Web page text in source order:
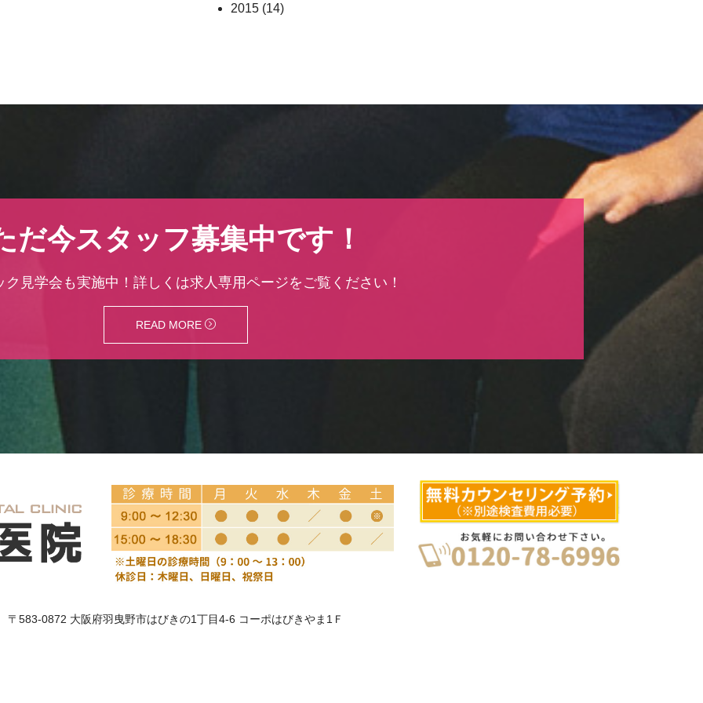
2015 (14)
だ今スタッフ募集中です！
ク見学会も実施中！詳しくは求人専用ページをご覧ください！
READ MORE
〒583-0872 大阪府羽曳野市はびきの1丁目4-6 コーポはびきやま1Ｆ